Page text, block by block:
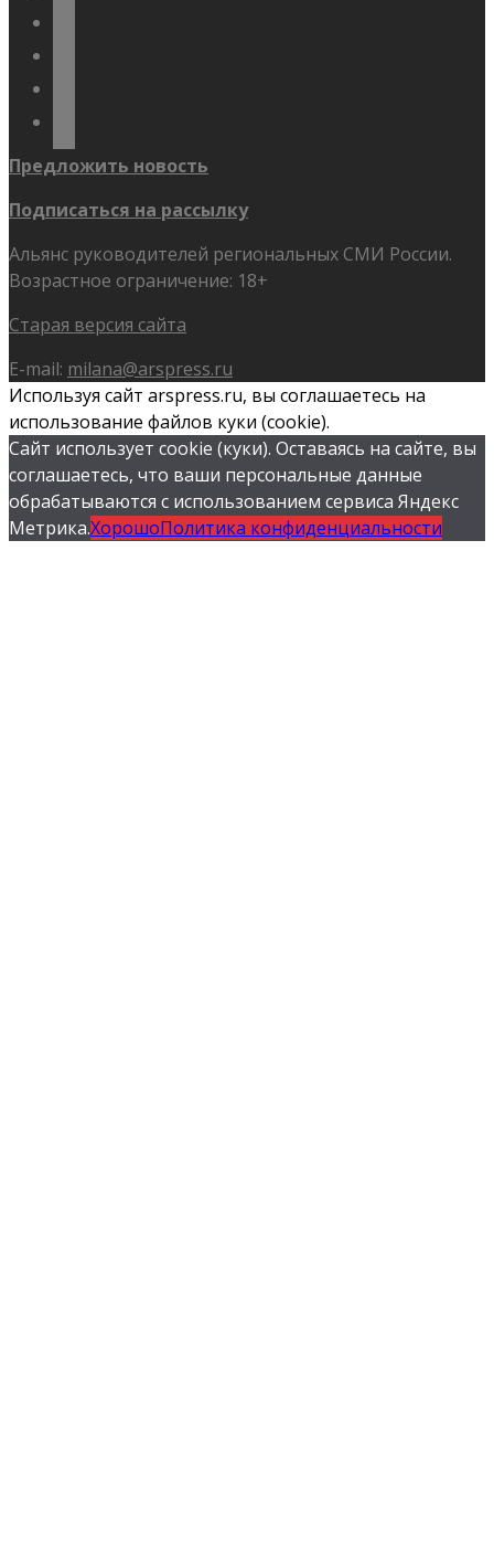
Предложить новость
Подписаться на рассылку
Альянс руководителей региональных СМИ России.
Возрастное ограничение: 18+
Старая версия сайта
E-mail: milana@arspress.ru
Используя сайт arspress.ru, вы соглашаетесь на
использование файлов куки (cookie).
Сайт использует cookie (куки). Оставаясь на сайте, вы
соглашаетесь, что ваши персональные данные
обрабатываются с использованием сервиса Яндекс
Метрика.ХорошоПолитика конфиденциальности